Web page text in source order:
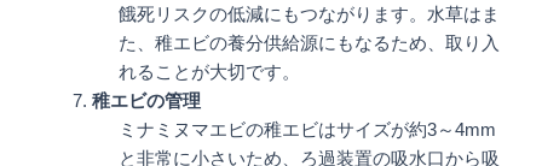
餓死リスクの低減にもつながります。水草はま
た、稚エビの養分供給源にもなるため、取り入
れることが大切です。
稚エビの管理
ミナミヌマエビの稚エビはサイズが約3～4mm
と非常に小さいため、ろ過装置の吸水口から吸